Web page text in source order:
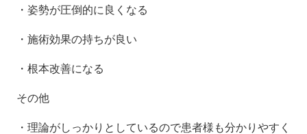
・姿勢が圧倒的に良くなる
・施術効果の持ちが良い
・根本改善になる
その他
・理論がしっかりとしているので患者様も分かりやすく